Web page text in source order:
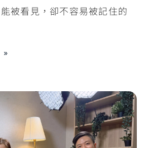
被看見，卻不容易被記住的
»